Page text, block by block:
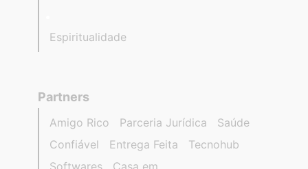
Espiritualidade
Partners
Amigo Rico Parceria Jurídica
Saúde
Confiável
Entrega Feita
Tecnohub